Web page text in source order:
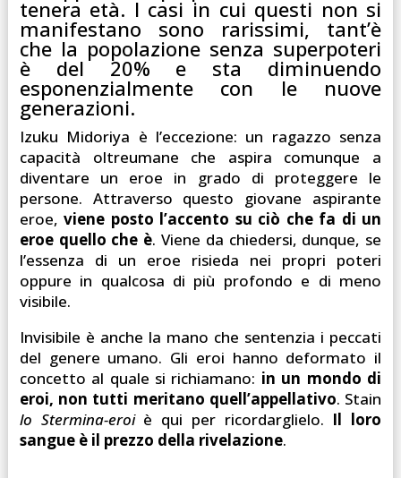
tenera età. I casi in cui questi non si
manifestano sono rarissimi, tant’è
che la popolazione senza superpoteri
è del 20% e sta diminuendo
esponenzialmente con le nuove
generazioni.
Izuku Midoriya è l’eccezione: un ragazzo senza
capacità oltreumane che aspira comunque a
diventare un eroe in grado di proteggere le
persone. Attraverso questo giovane aspirante
eroe,viene posto l’accento su ciò che fa di un
eroe quello che è. Viene da chiedersi, dunque, se
l’essenza di un eroe risieda nei propri poteri
oppure in qualcosa di più profondo e di meno
visibile.
Invisibile è anche la mano che sentenzia i peccati
del genere umano. Gli eroi hanno deformato il
concetto al quale si richiamano: in un mondo di
eroi, non tutti meritano quell’appellativo. Stain
lo Stermina-eroiè qui per ricordarglielo. Il loro
sangue è il prezzo della rivelazione.